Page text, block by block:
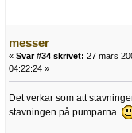
messer
« Svar #34 skrivet: 27 mars
04:22:24 »
Det verkar som att
stavningen på pumparna